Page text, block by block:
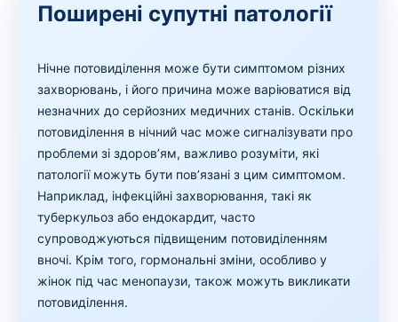
Поширені супутні патології
Нічне потовиділення може бути симптомом різних
захворювань, і його причина може варіюватися від
незначних до серйозних медичних станів. Оскільки
потовиділення в нічний час може сигналізувати про
проблеми зі здоров’ям, важливо розуміти, які
патології можуть бути пов’язані з цим симптомом.
Наприклад, інфекційні захворювання, такі як
туберкульоз або ендокардит, часто
супроводжуються підвищеним потовиділенням
вночі. Крім того, гормональні зміни, особливо у
жінок під час менопаузи, також можуть викликати
потовиділення.